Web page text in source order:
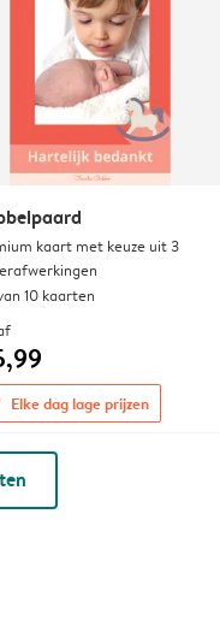
kaart met keuze uit 3
10 kaarten
Elke dag lage prijzen